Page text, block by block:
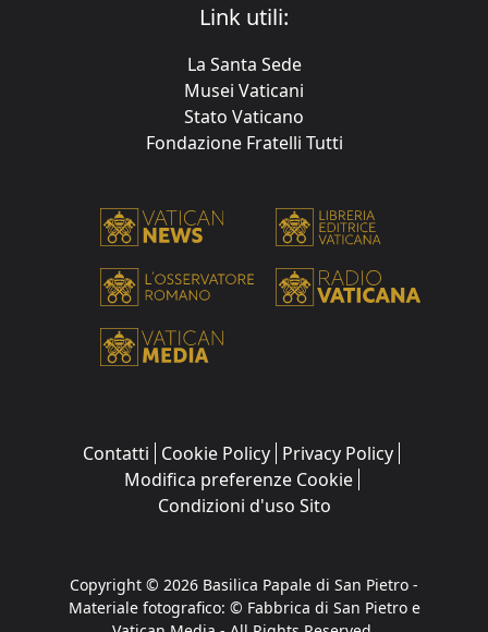
Link utili:
La Santa Sede
Musei Vaticani
Stato Vaticano
Fondazione Fratelli Tutti
Contatti Cookie Policy Privacy Policy
Modifica preferenze Cookie
Condizioni d'uso Sito
Copyright © 2026 Basilica Papale di San Pietro -
Materiale fotografico: © Fabbrica di San Pietro e